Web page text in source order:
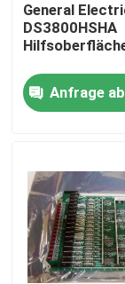
Treten Sie
Fordern Sie
Industrielle
General
DS3800HSHA
Anfrage